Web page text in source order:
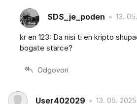
SDS_je_poden 13.
kr en 123: Da nisi ti en kripto
bogate starce?
Odgovori
User402029 13. 05.